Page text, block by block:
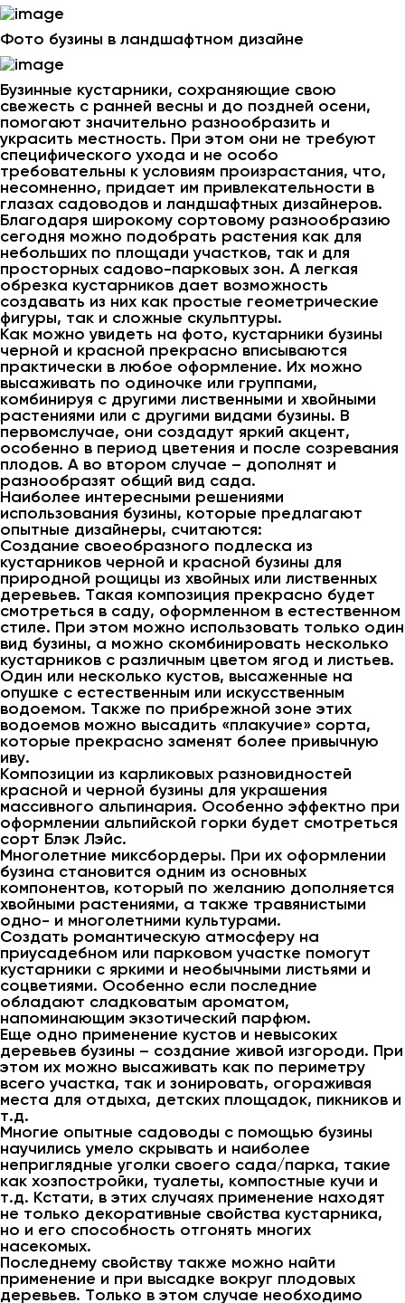
Фото бузины в ландшафтном дизайне
Бузинные кустарники, сохраняющие свою
свежесть с ранней весны и до поздней осени,
помогают значительно разнообразить и
украсить местность. При этом они не требуют
специфического ухода и не особо
требовательны к условиям произрастания, что,
несомненно, придает им привлекательности в
глазах садоводов и ландшафтных дизайнеров.
Благодаря широкому сортовому разнообразию
сегодня можно подобрать растения как для
небольших по площади участков, так и для
просторных садово-парковых зон. А легкая
обрезка кустарников дает возможность
создавать из них как простые геометрические
фигуры, так и сложные скульптуры.
Как можно увидеть на фото, кустарники бузины
черной и красной прекрасно вписываются
практически в любое оформление. Их можно
высаживать по одиночке или группами,
комбинируя с другими лиственными и хвойными
растениями или с другими видами бузины. В
первомслучае, они создадут яркий акцент,
особенно в период цветения и после созревания
плодов. А во втором случае – дополнят и
разнообразят общий вид сада.
Наиболее интересными решениями
использования бузины, которые предлагают
опытные дизайнеры, считаются:
Создание своеобразного подлеска из
кустарников черной и красной бузины для
природной рощицы из хвойных или лиственных
деревьев. Такая композиция прекрасно будет
смотреться в саду, оформленном в естественном
стиле. При этом можно использовать только один
вид бузины, а можно скомбинировать несколько
кустарников с различным цветом ягод и листьев.
Один или несколько кустов, высаженные на
опушке с естественным или искусственным
водоемом. Также по прибрежной зоне этих
водоемов можно высадить «плакучие» сорта,
которые прекрасно заменят более привычную
иву.
Композиции из карликовых разновидностей
красной и черной бузины для украшения
массивного альпинария. Особенно эффектно при
оформлении альпийской горки будет смотреться
сорт Блэк Лэйс.
Многолетние миксбордеры. При их оформлении
бузина становится одним из основных
компонентов, который по желанию дополняется
хвойными растениями, а также травянистыми
одно- и многолетними культурами.
Создать романтическую атмосферу на
приусадебном или парковом участке помогут
кустарники с яркими и необычными листьями и
соцветиями. Особенно если последние
обладают сладковатым ароматом,
напоминающим экзотический парфюм.
Еще одно применение кустов и невысоких
деревьев бузины – создание живой изгороди. При
этом их можно высаживать как по периметру
всего участка, так и зонировать, огораживая
места для отдыха, детских площадок, пикников и
т.д.
Многие опытные садоводы с помощью бузины
научились умело скрывать и наиболее
неприглядные уголки своего сада/парка, такие
как хозпостройки, туалеты, компостные кучи и
т.д. Кстати, в этих случаях применение находят
не только декоративные свойства кустарника,
но и его способность отгонять многих
насекомых.
Последнему свойству также можно найти
применение и при высадке вокруг плодовых
деревьев. Только в этом случае необходимо